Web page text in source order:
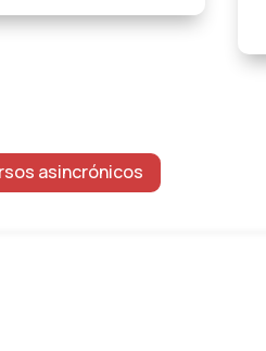
asincrónicos